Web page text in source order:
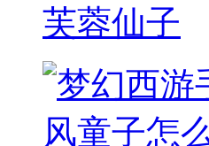
芙蓉仙子